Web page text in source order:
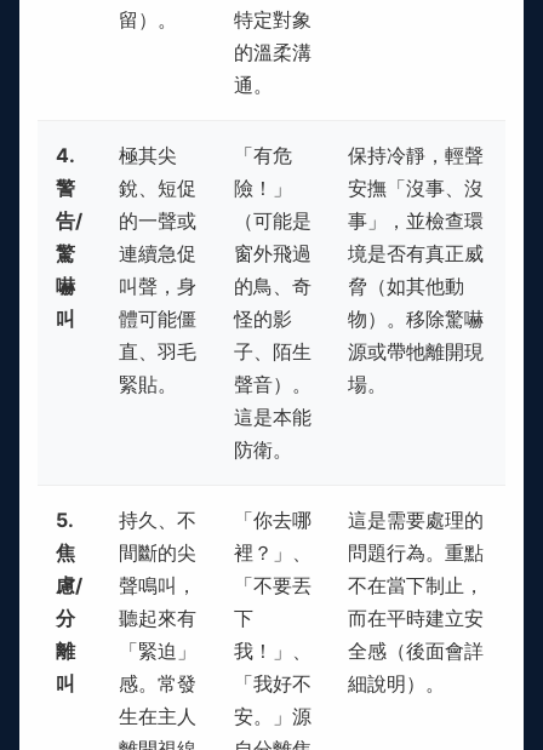
留）。
特定對象
的溫柔溝
通。
4.
警
告/
驚
嚇
叫
極其尖
銳、短促
的一聲或
連續急促
叫聲，身
體可能僵
直、羽毛
緊貼。
「有危
險！」
（可能是
窗外飛過
的鳥、奇
怪的影
子、陌生
聲音）。
這是本能
防衛。
保持冷靜，輕聲
安撫「沒事、沒
事」，並檢查環
境是否有真正威
脅（如其他動
物）。移除驚嚇
源或帶牠離開現
場。
5.
焦
慮/
分
離
叫
持久、不
間斷的尖
聲鳴叫，
聽起來有
「緊迫」
感。常發
生在主人
「你去哪
裡？」、
「不要丟
下
我！」、
「我好不
安。」源
這是需要處理的
問題行為。重點
不在當下制止，
而在平時建立安
全感（後面會詳
細說明）。